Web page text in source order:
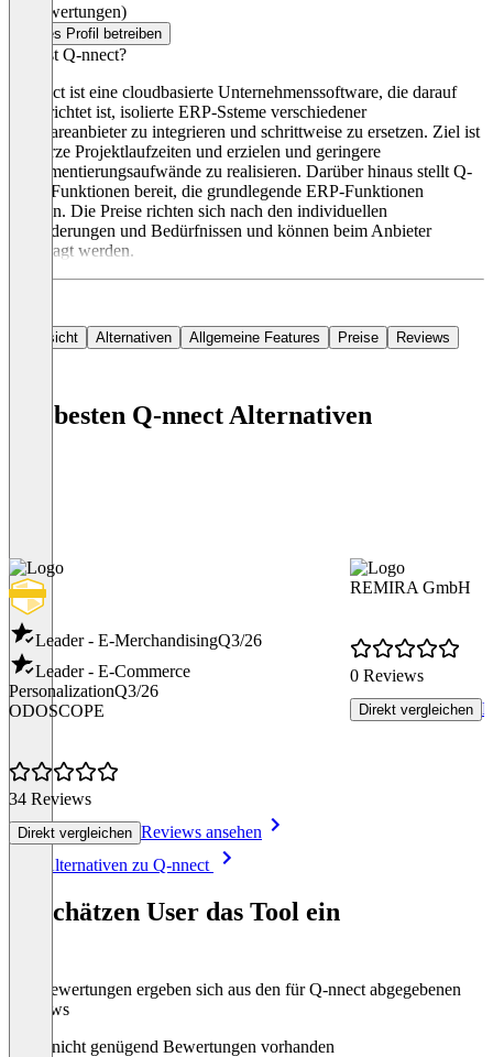
(0 Bewertungen)
Dieses Profil betreiben
Was ist Q-nnect?
Q-nnect ist eine cloudbasierte Unternehmenssoftware, die darauf
ausgerichtet ist, isolierte ERP-Ssteme verschiedener
Softwareanbieter zu integrieren und schrittweise zu ersetzen. Ziel ist
es, kürze Projektlaufzeiten und erzielen und geringere
Implementierungsaufwände zu realisieren. Darüber hinaus stellt Q-
nnect Funktionen bereit, die grundlegende ERP-Funktionen
erfüllen. Die Preise richten sich nach den individuellen
Anforderungen und Bedürfnissen und können beim Anbieter
angefragt werden.
Übersicht Alternativen Allgemeine Features Preise Reviews
Die besten Q-nnect Alternativen
Leader - E-MerchandisingQ3/26
Leader - E-Commerce
PersonalizationQ3/26
ODOSCOPE
34 Reviews
Direkt vergleichen Reviews ansehen
REMIRA GmbH
0 Reviews
Direkt vergleichen
Alle Alternativen zu Q-nnect
So schätzen User das Tool ein
Die Bewertungen ergeben sich aus den für Q-nnect abgegebenen
Reviews
Noch nicht genügend Bewertungen vorhanden